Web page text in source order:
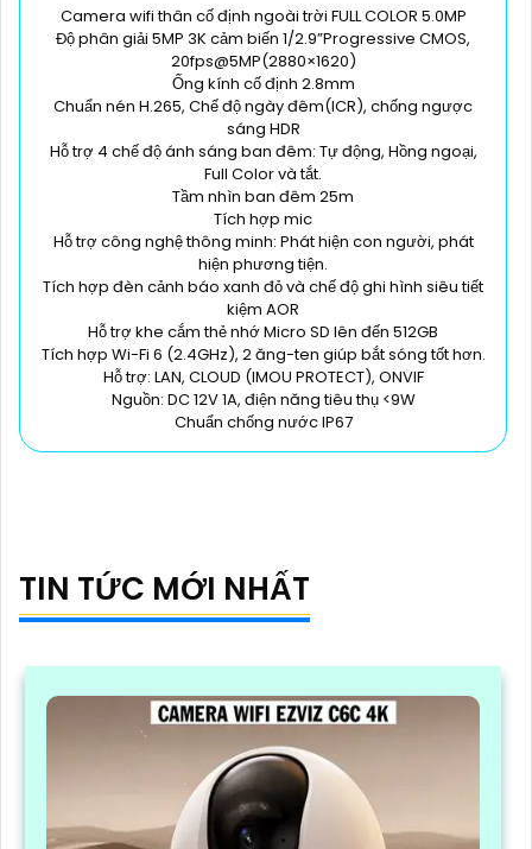
Camera wifi thân cố định ngoài trời FULL COLOR 5.0MP
Độ phân giải 5MP 3K cảm biến 1/2.9”Progressive CMOS,
20fps@5MP(2880×1620)
Ống kính cố định 2.8mm
Chuẩn nén H.265, Chế độ ngày đêm(ICR), chống ngược
sáng HDR
Hỗ trợ 4 chế độ ánh sáng ban đêm: Tự động, Hồng ngoại,
Full Color và tắt.
Tầm nhìn ban đêm 25m
Tích hợp mic
Hỗ trợ công nghệ thông minh: Phát hiện con người, phát
hiện phương tiện.
Tích hợp đèn cảnh báo xanh đỏ và chế độ ghi hình siêu tiết
kiệm AOR
Hỗ trợ khe cắm thẻ nhớ Micro SD lên đến 512GB
Tích hợp Wi-Fi 6 (2.4GHz), 2 ăng-ten giúp bắt sóng tốt hơn.
Hỗ trợ: LAN, CLOUD (IMOU PROTECT), ONVIF
Nguồn: DC 12V 1A, điện năng tiêu thụ <9W
Chuẩn chống nước IP67
TIN TỨC MỚI NHẤT